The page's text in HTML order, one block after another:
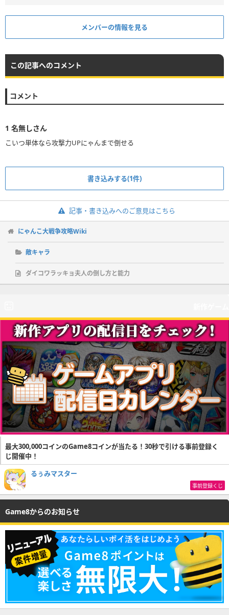
メンバーの情報を見る
この記事へのコメント
コメント
1 名無しさん
こいつ単体なら攻撃力UPにゃんまで倒せる
書き込みする(1件)
記事・書き込みへのご意見はこちら
にゃんこ大戦争攻略Wiki
敵キャラ
ダイコワラッキョ夫人の倒し方と能力
最大300,000コインのGame8コインが当たる！30秒で引ける事前登録く
じ開催中！
るぅみマスター
事前登録くじ
Game8からのお知らせ